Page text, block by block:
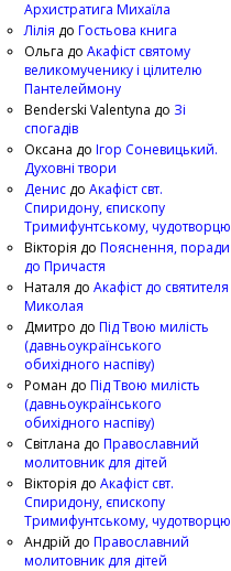
Архистратига Михаїла
Лілія до Гостьова книга
Ольга до Акафіст святому
великомученику і цілителю
Пантелеймону
Benderski Valentyna до Зі
спогадів
Оксана до Ігор Соневицький.
Духовні твори
Денис до Акафіст свт.
Спиридону, єпископу
Тримифунтському, чудотворцю
Вікторія до Пояснення, поради
до Причастя
Наталя до Акафіст до святителя
Миколая
Дмитро до Під Твою милість
(давньоукраїнського
обихідного наспіву)
Роман до Під Твою милість
(давньоукраїнського
обихідного наспіву)
Світлана до Православний
молитовник для дітей
Вікторія до Акафіст свт.
Спиридону, єпископу
Тримифунтському, чудотворцю
Андрій до Православний
молитовник для дітей